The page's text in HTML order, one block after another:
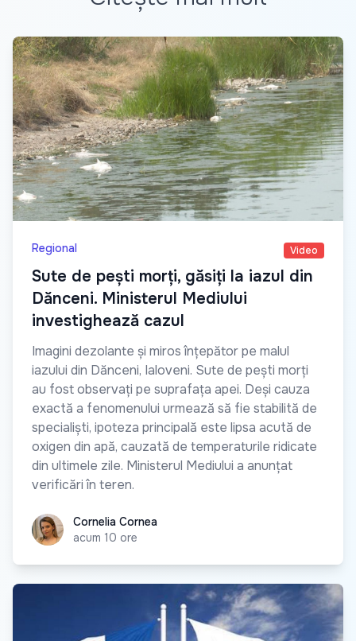
Regional Video
Sute de pești morți, găsiți la iazul din
Dănceni. Ministerul Mediului
investighează cazul
Imagini dezolante și miros înțepător pe malul
iazului din Dănceni, Ialoveni. Sute de pești morți
au fost observați pe suprafața apei. Deși cauza
exactă a fenomenului urmează să fie stabilită de
specialiști, ipoteza principală este lipsa acută de
oxigen din apă, cauzată de temperaturile ridicate
din ultimele zile. Ministerul Mediului a anunțat
verificări în teren.
Cornelia Cornea
Cornelia Cornea
acum 10 ore